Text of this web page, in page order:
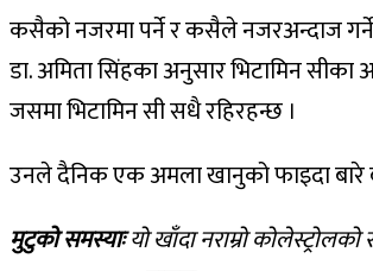
कसैको नजरमा पर्ने र कसैले नजरअन्दाज गर्ने
डा. अमिता सिंहका अनुसार भिटामिन सीका
जसमा भिटामिन सी सधै रहिरहन्छ ।
उनले दैनिक एक अमला खानुको फाइदा बारे
मुटुको समस्याःयो खाँदा नराम्रो